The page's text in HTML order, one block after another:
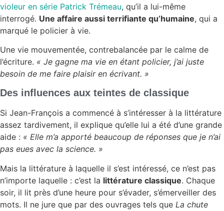
violeur en série Patrick Trémeau, qu’il a lui-même
interrogé. Une affaire aussi terrifiante qu’humaine, qui a
marqué le policier à vie.
Une vie mouvementée, contrebalancée par le calme de
l’écriture. « Je gagne ma vie en étant policier, j’ai juste
besoin de me faire plaisir en écrivant. »
Des influences aux teintes de classique
Si Jean-François a commencé à s’intéresser à la littérature
assez tardivement, il explique qu’elle lui a été d’une grande
aide : « Elle m’a apporté beaucoup de réponses que je n’ai
pas eues avec la science. »
Mais la littérature à laquelle il s’est intéressé, ce n’est pas
n’importe laquelle : c’est la littérature classique. Chaque
soir, il lit près d’une heure pour s’évader, s’émerveiller des
mots. Il ne jure que par des ouvrages tels que La chute